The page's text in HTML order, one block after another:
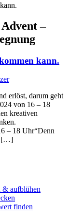
–
kann.
erlöst, darum geht
von 16 – 18
kreativen
– 18 Uhr“Denn
[…]
& aufblühen
finden